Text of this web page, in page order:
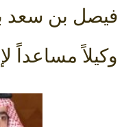
فيصل بن سعد
وكيلاً مساعداً